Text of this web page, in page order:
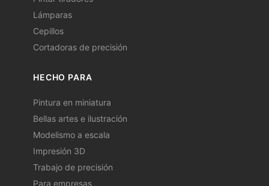
Lámparas
Cepillos
Cortadoras de precisión
HECHO PARA
Pintura en miniatura
Bellas artes e ilustración
Modelismo a escala
Impresión 3D
Trabajo de precisión
Para empresas